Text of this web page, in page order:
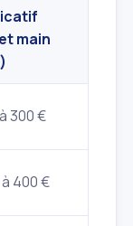
main
300 €
400 €